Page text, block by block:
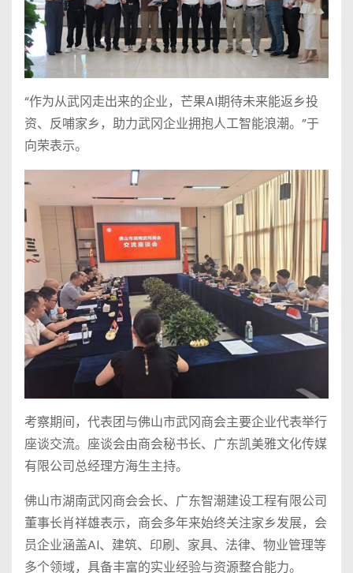
“作为从武冈走出来的企业，芒果AI期待未来能返乡投
资、反哺家乡，助力武冈企业拥抱人工智能浪潮。”于
向荣表示。
考察期间，代表团与佛山市武冈商会主要企业代表举行
座谈交流。座谈会由商会秘书长、广东凯美雅文化传媒
有限公司总经理方海生主持。
佛山市湖南武冈商会会长、广东智潮建设工程有限公司
董事长肖祥雄表示，商会多年来始终关注家乡发展，会
员企业涵盖AI、建筑、印刷、家具、法律、物业管理等
多个领域，具备丰富的实业经验与资源整合能力。